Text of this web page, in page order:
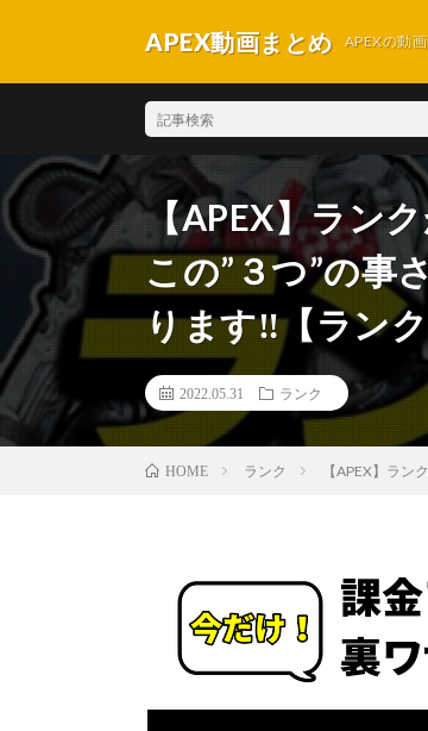
APEX動画まとめ APEXの動
【APEX】ラン
この”３つ”の事
ります‼【ラン
2022.05.31 ランク
HOME ランク 【APEX】ラ